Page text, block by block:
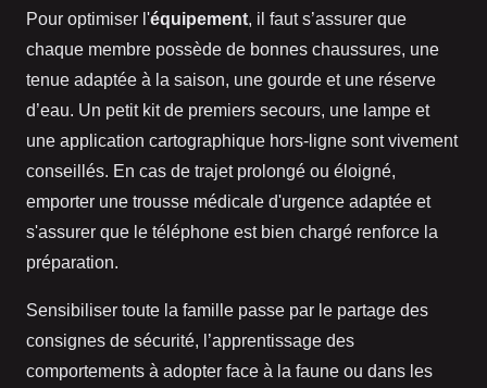
Pour optimiser l'équipement, il faut s’assurer que
chaque membre possède de bonnes chaussures, une
tenue adaptée à la saison, une gourde et une réserve
d’eau. Un petit kit de premiers secours, une lampe et
une application cartographique hors-ligne sont vivement
conseillés. En cas de trajet prolongé ou éloigné,
emporter une trousse médicale d'urgence adaptée et
s'assurer que le téléphone est bien chargé renforce la
préparation.
Sensibiliser toute la famille passe par le partage des
consignes de sécurité, l’apprentissage des
comportements à adopter face à la faune ou dans les